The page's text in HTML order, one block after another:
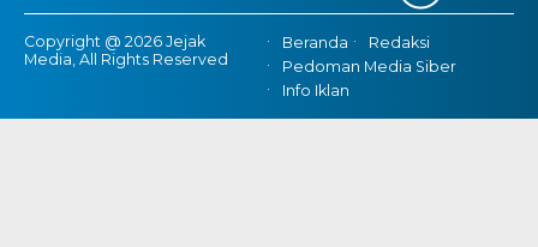
Copyright @ 2026 Jejak
Media, All Rights Reserved
Beranda
Redaksi
Pedoman Media Siber
Info Iklan